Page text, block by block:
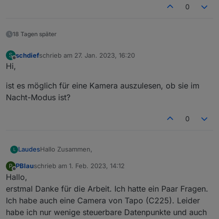
0
18 Tagen später
S schdiefschrieb am 27. Jan. 2023, 16:20
zuletzt editiert von
Hi,
ist es möglich für eine Kamera auszulesen, ob sie im
Nacht-Modus ist?
0
L LaudesHallo Zusammen,
@tombox vielen Dank für deine Arbeit. Adapter läuft
zuverlässig.
Meine Tapo C320WS Kamera hat zur normalen
Bewegungserkennung noch eine Personenerkennung.
Ist es möglich diese ebenfalls in einem Datenpunkt
Vielen Dank für deine Antwort!
P
Offline
PBlauschrieb am 1. Feb. 2023, 14:12
zuletzt editiert von
Hallo,
erstmal Danke für die Arbeit. Ich hatte ein Paar Fragen.
Ich habe auch eine Camera von Tapo (C225). Leider
habe ich nur wenige steuerbare Datenpunkte und auch